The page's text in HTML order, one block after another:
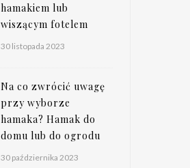
hamakiem lub
wiszącym fotelem
30 listopada 2023
Na co zwrócić uwagę
przy wyborze
hamaka? Hamak do
domu lub do ogrodu
30 października 2023